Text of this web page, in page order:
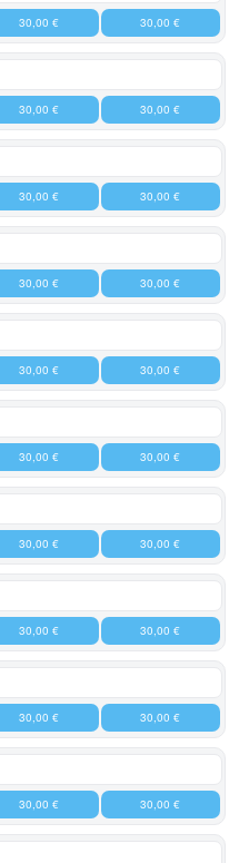
30,00 € 30,00 €
30,00 € 30,00 €
30,00 € 30,00 €
30,00 € 30,00 €
30,00 € 30,00 €
30,00 € 30,00 €
30,00 € 30,00 €
30,00 € 30,00 €
30,00 € 30,00 €
30,00 € 30,00 €